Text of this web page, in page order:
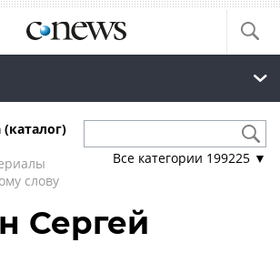
слову
Все категории 199225 ▼
Сергей